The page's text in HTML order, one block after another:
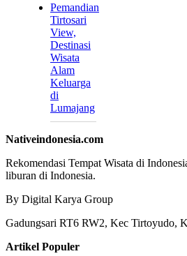
Pemandian
Tirtosari
View,
Destinasi
Wisata
Alam
Keluarga
di
Lumajang
Nativeindonesia.com
Rekomendasi Tempat Wisata di
liburan di Indonesia.
By Digital Karya Group
Gadungsari RT6 RW2, Kec Tirtoyudo,
Artikel Populer